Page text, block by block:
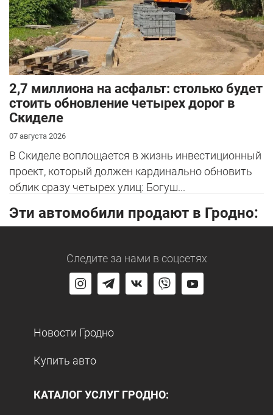
2,7 миллиона на асфальт: столько будет
стоить обновление четырех дорог в
Скиделе
07 августа 2026
В Скиделе воплощается в жизнь инвестиционный
проект, который должен кардинально обновить
облик сразу четырех улиц: Богуш...
Эти автомобили продают в Гродно:
Следите за нами в соцсетях
Новости Гродно
Купить авто
КАТАЛОГ УСЛУГ ГРОДНО: